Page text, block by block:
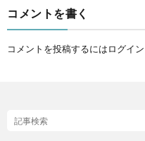
コメントを書く
コメントを投稿するにはログイン